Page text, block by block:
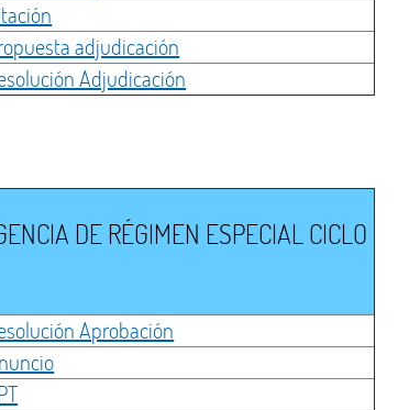
adjudicación
Adjudicación
DE RÉGIMEN ESPECIAL CICLO
Aprobación